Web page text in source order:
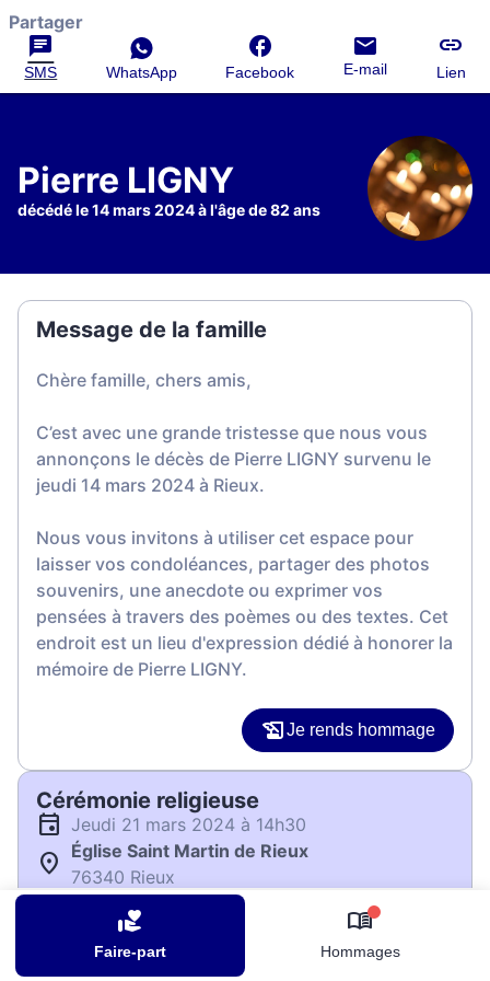
Faire-part Hommages
Partager
SMS WhatsApp Facebook E-mail Lien
Pierre LIGNY
décédé le 14 mars 2024 à l'âge de 82 ans
Message de la famille
Chère famille, chers amis,
C’est avec une grande tristesse que nous vous
annonçons le décès de Pierre LIGNY survenu le
jeudi 14 mars 2024 à Rieux.
Nous vous invitons à utiliser cet espace pour
laisser vos condoléances, partager des photos
souvenirs, une anecdote ou exprimer vos
pensées à travers des poèmes ou des textes. Cet
endroit est un lieu d'expression dédié à honorer la
mémoire de Pierre LIGNY.
Je rends hommage
Cérémonie religieuse
jeudi 21 mars 2024 à 14h30
Église Saint Martin de Rieux
76340 Rieux
Je rends hommage